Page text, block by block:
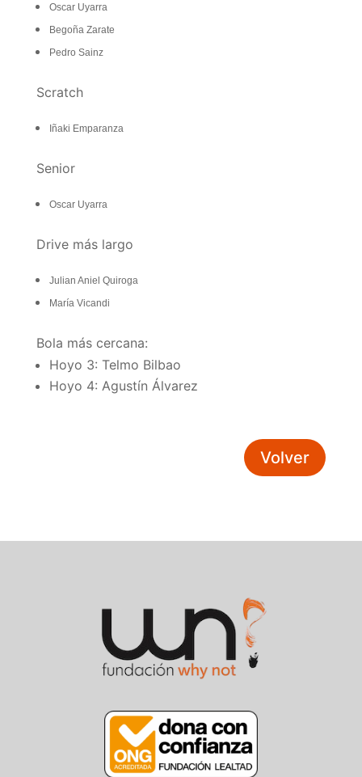
Oscar Uyarra
Begoña Zarate
Pedro Sainz
Scratch
Iñaki Emparanza
Senior
Oscar Uyarra
Drive más largo
Julian Aniel Quiroga
María Vicandi
Bola más cercana:
Hoyo 3: Telmo Bilbao
Hoyo 4: Agustín Álvarez
Volver